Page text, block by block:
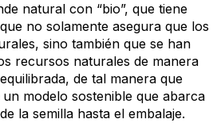
natural con “bio”, que tiene
no solamente asegura que los
sino también que se han
recursos naturales de manera
de tal manera que
un modelo sostenible que abarca
la semilla hasta el embalaje.